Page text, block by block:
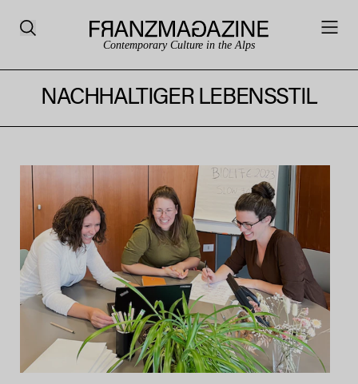
Contemporary Culture in the Alps
NACHHALTIGER LEBENSSTIL